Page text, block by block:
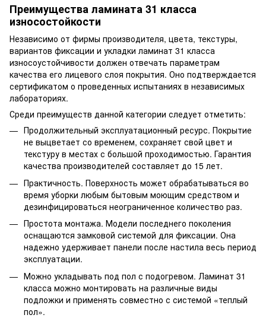
Преимущества ламината 31 класса
износостойкости
Независимо от фирмы производителя, цвета, текстуры,
вариантов фиксации и укладки ламинат 31 класса
износоустойчивости должен отвечать параметрам
качества его лицевого слоя покрытия. Оно подтверждается
сертификатом о проведенных испытаниях в независимых
лабораториях.
Среди преимуществ данной категории следует отметить:
Продолжительный эксплуатационный ресурс. Покрытие
не выцветает со временем, сохраняет свой цвет и
текстуру в местах с большой проходимостью. Гарантия
качества производителей составляет до 15 лет.
Практичность. Поверхность может обрабатываться во
время уборки любым бытовым моющим средством и
дезинфицироваться неограниченное количество раз.
Простота монтажа. Модели последнего поколения
оснащаются замковой системой для фиксации. Она
надежно удерживает панели после настила весь период
эксплуатации.
Можно укладывать под пол с подогревом. Ламинат 31
класса можно монтировать на различные виды
подложки и применять совместно с системой «теплый
пол».